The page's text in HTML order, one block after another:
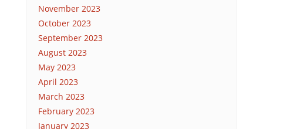
November 2023
October 2023
September 2023
August 2023
May 2023
April 2023
March 2023
February 2023
January 2023